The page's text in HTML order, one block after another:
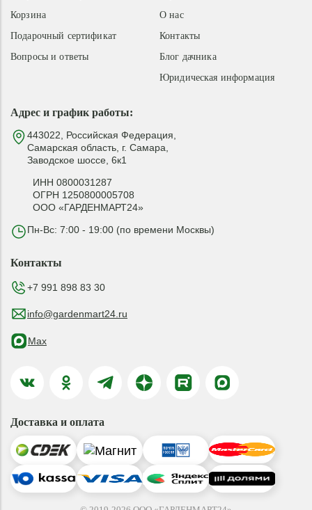
Адрес и график работы:
443022, Российская Федерация,
Самарская область, г. Самара,
Заводское шоссе, 6к1
ИНН 0800031287
ОГРН 1250800005708
ООО «ГАРДЕНМАРТ24»
Пн-Вс: 7:00 - 19:00 (по времени Москвы)
О нас
Контакты
Блог дачника
Юридическая информация
Корзина
Подарочный сертификат
Вопросы и ответы
Контакты
+7 991 898 83 30
info@gardenmart24.ru
Max
Доставка и оплата